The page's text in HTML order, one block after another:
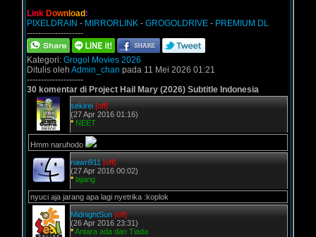
Link Down oad :
PIXELDRAIN - MIRRORLINK - GROGOLDRIVE - PREMIUM DL
--------------------
Kategori: Grogol Movies 2026
Ditulis oleh Admin_chan pada 11 Mei 2026 01:21
--------------------
30 komentar di Project Hail Mary (2026) Subtitle Indonesia
sekirei [off]
(27 Apr 2016 01:16)
* NEET
Hmm naruhodo
nawri911 [off]
(27 Apr 2016 00:02)
* lajang
nyuci aja jarang apa lagi nyetrika :koplok
MidnightSun [off]
(26 Apr 2016 23:31)
*Antara ada dan Tiada